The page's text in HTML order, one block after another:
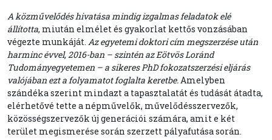
A közművelődés hivatása mindig izgalmas feladatok elé
állította, miután elmélet és gyakorlat kettős vonzásában
végezte munkáját. Az egyetemi doktori cím megszerzése után
harminc évvel, 2016-ban – szintén az Eötvös Loránd
Tudományegyetemen – a sikeres PhD fokozatszerzési eljárás
valójában ezt a folyamatot foglalta keretbe. Amelyben
szándéka szerint mindazt a tapasztalatát és tudását átadta,
elérhetővé tette a népművelők, művelődésszervezők,
közösségszervezők új generációi számára, amit e két
terület megismerése során szerzett pályafutása során.